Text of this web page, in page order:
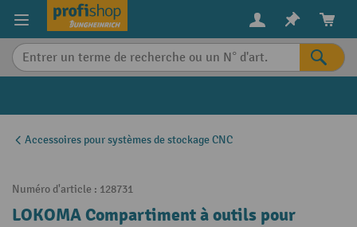
content
Accessoires pour systèmes de stockage CNC
Numéro d'article : 128731
LOKOMA Compartiment à outils pour